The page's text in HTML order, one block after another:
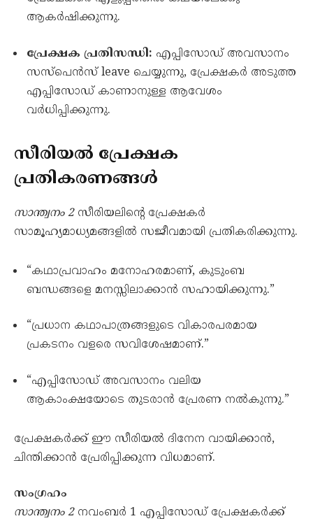
ആകർഷിക്കുന്നു.
പ്രേക്ഷക പ്രതിസന്ധി: എപ്പിസോഡ് അവസാനം
സസ്പെൻസ് leave ചെയ്യുന്നു, പ്രേക്ഷകർ അടുത്ത
എപ്പിസോഡ് കാണാനുള്ള ആവേശം
വർധിപ്പിക്കുന്നു.
സീരിയൽ പ്രേക്ഷക
പ്രതികരണങ്ങൾ
സാന്ത്വനം 2സീരിയലിന്റെ പ്രേക്ഷകർ
സാമൂഹ്യമാധ്യമങ്ങളിൽ സജീവമായി പ്രതികരിക്കുന്നു.
“കഥാപ്രവാഹം മനോഹരമാണ്, കുടുംബ
ബന്ധങ്ങളെ മനസ്സിലാക്കാൻ സഹായിക്കുന്നു.”
“പ്രധാന കഥാപാത്രങ്ങളുടെ വികാരപരമായ
പ്രകടനം വളരെ സവിശേഷമാണ്.”
“എപ്പിസോഡ് അവസാനം വലിയ
ആകാംക്ഷയോടെ തുടരാൻ പ്രേരണ നൽകുന്നു.”
പ്രേക്ഷകർക്ക് ഈ സീരിയൽ ദിനേന വായിക്കാൻ,
ചിന്തിക്കാൻ പ്രേരിപ്പിക്കുന്ന വിധമാണ്.
സംഗ്രഹം
സാന്ത്വനം 2നവംബർ 1 എപ്പിസോഡ് പ്രേക്ഷകർക്ക്